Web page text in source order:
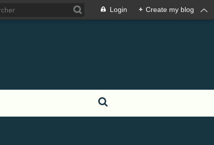
Login + Create my blog